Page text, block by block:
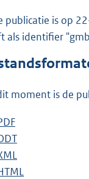
publicatie is op
als identifier
moment is de
e
s
ts
e